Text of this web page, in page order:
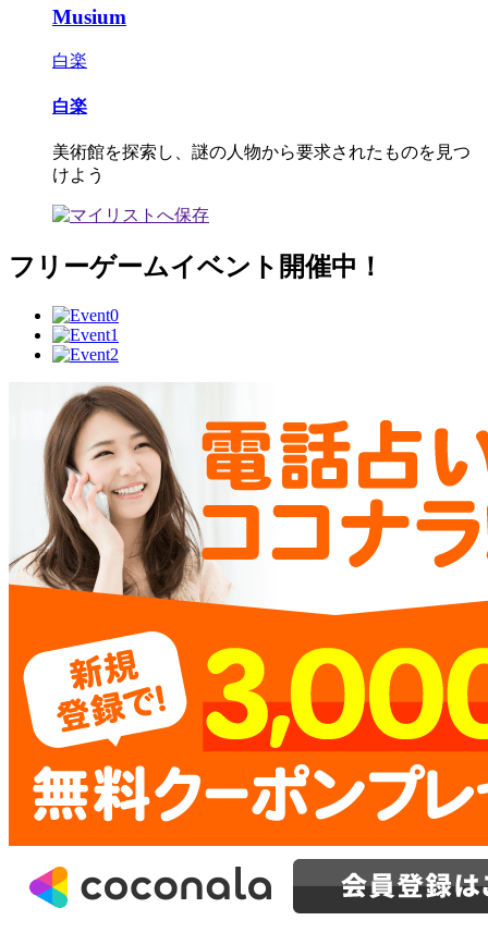
Musium
白楽
白楽
美術館を探索し、謎の人物から要求されたものを見つ
けよう
フリーゲームイベント開催中！